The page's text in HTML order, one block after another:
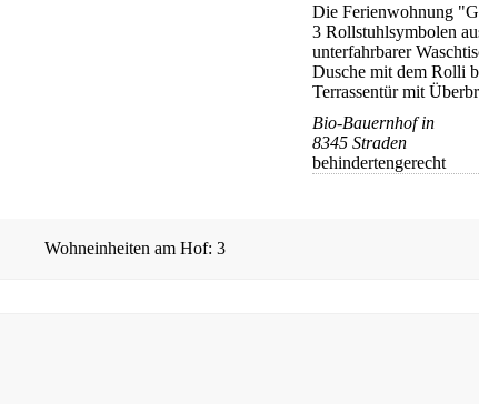
Die Ferienwohnung
3 Rollstuhlsymbolen
unterfahrbarer
Dusche mit dem Rolli
Terrassentür mit
Bio-Bauernhof in
8345 Straden
behindertengerecht
Wohneinheiten am Hof: 3